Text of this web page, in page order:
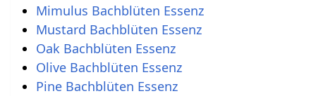
Mimulus Bachblüten Essenz
Mustard Bachblüten Essenz
Oak Bachblüten Essenz
Olive Bachblüten Essenz
Pine Bachblüten Essenz